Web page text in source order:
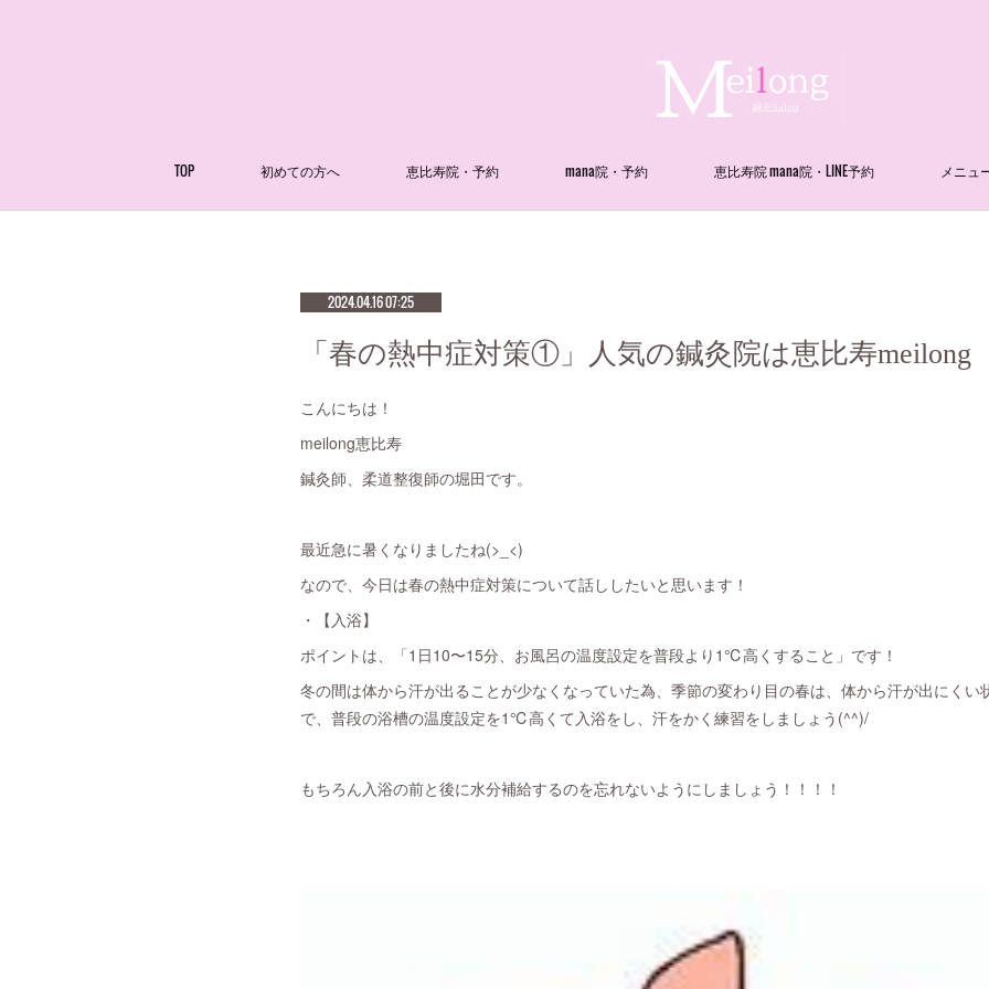
TOP 初めての方へ 恵比寿院・予約 mana院・予約 恵比寿院 mana院・LINE予約 メニュ
2024.04.16 07:25
「春の熱中症対策①」人気の鍼灸院は恵比寿meilong
こんにちは！
meilong恵比寿
鍼灸師、柔道整復師の堀田です。
最近急に暑くなりましたね(>_<)
なので、今日は春の熱中症対策について話ししたいと思います！
・【入浴】
ポイントは、「1日10〜15分、お風呂の温度設定を普段より1℃高くすること」です！
冬の間は体から汗が出ることが少なくなっていた為、季節の変わり目の春は、体から汗が出にくい
で、普段の浴槽の温度設定を1℃高くて入浴をし、汗をかく練習をしましょう(^^)/
もちろん入浴の前と後に水分補給するのを忘れないようにしましょう！！！！